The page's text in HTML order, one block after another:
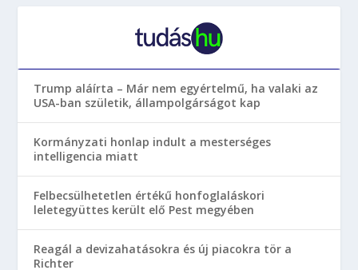
Trump aláírta – Már nem egyértelmű, ha valaki az
USA-ban születik, állampolgárságot kap
Kormányzati honlap indult a mesterséges
intelligencia miatt
Felbecsülhetetlen értékű honfoglaláskori
leletegyüttes került elő Pest megyében
Reagál a devizahatásokra és új piacokra tör a
Richter